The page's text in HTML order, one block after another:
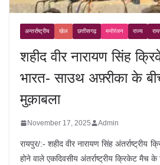
अन्तर्राष्ट्रीय खेल छत्तीसगढ़ मनोरंजन राज्य
शहीद वीर नारायण सिंह
भारत- साउथ अफ़्रीका के
मुक़ाबला
November 17, 2025 Admin
रायपुर/:- शहीद वीर नारायण सिंह अंतर्राष्ट्रीय
होने वाले एकदिवसीय अंतर्राष्ट्रीय क्रिकेट मैच के